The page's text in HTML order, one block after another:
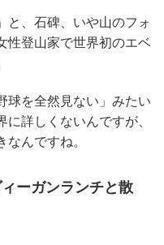
と、石碑、いや山のフォ
性登山家で世界初のエベ
球を全然見ない」みたい
詳しくないんですが、
んですね。
ーガンランチと散